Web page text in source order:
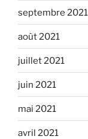
septembre 2021
août 2021
juillet 2021
juin 2021
mai 2021
avril 2021